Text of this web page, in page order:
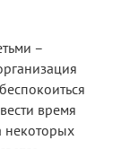
–
время
некоторых